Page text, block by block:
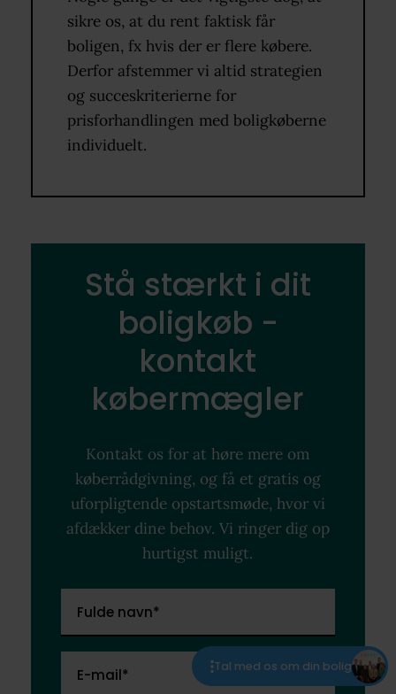
Tal med os om din bolig
sikre os, at du rent faktisk får
boligen, fx hvis der er flere købere.
Derfor afstemmer vi altid strategien
og succeskriterierne for
prisforhandlingen med boligkøberne
individuelt.
Stå stærkt i dit
boligkøb -
kontakt
købermægler
Kontakt os for at høre mere om
køberrådgivning, og få et gratis og
uforpligtende opstartsmøde, hvor vi
afdækker dine behov. Vi ringer dig op
hurtigst muligt.
Fulde navn*
E-mail*